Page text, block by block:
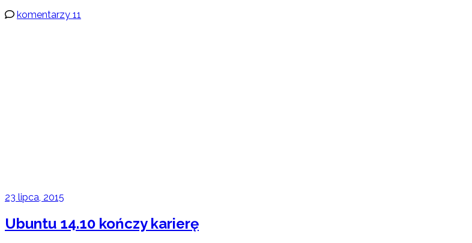
komentarzy 11
23 lipca, 2015
Ubuntu 14.10 kończy karierę